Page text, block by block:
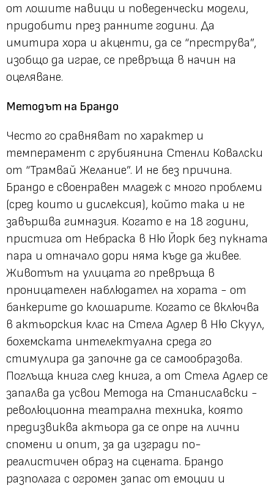
от лошите навици и поведенчески модели,
придобити през ранните години. Да
имитира хора и акценти, да се “преструва”,
изобщо да играе, се превръща в начин на
оцеляване.
Методът на Брандо
Често го сравняват по характер и
темперамент с грубиянина Стенли Ковалски
от “Трамвай Желание”. И не без причина.
Брандо е своенравен младеж с много проблеми
(сред които и дислексия), който така и не
завършва гимназия. Когато е на 18 години,
пристига от Небраска в Ню Йорк без пукната
пара и отначало дори няма къде да живее.
Животът на улицата го превръща в
проницателен наблюдател на хората - от
банкерите до клошарите. Когато се включва
в актьорския клас на Стела Адлер в Ню Скуул,
бохемската интелектуална среда го
стимулира да започне да се самообразова.
Поглъща книга след книга, а от Стела Адлер се
запалва да усвои Метода на Станиславски -
революционна театрална техника, която
предизвиква актьора да се опре на лични
спомени и опит, за да изгради по-
реалистичен образ на сцената. Брандо
разполага с огромен запас от емоции и